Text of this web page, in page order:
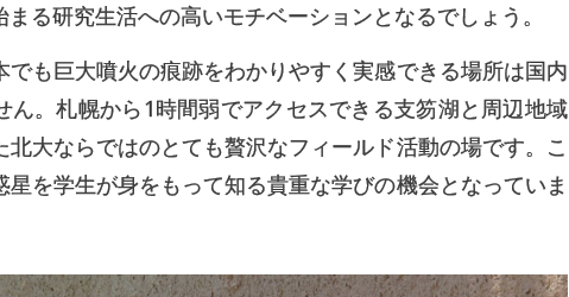
る研究生活への高いモチベーションとなるでしょう。
でも巨大噴火の痕跡をわかりやすく実感できる場所は国内
ん。札幌から1時間弱でアクセスできる支笏湖と周辺地域
北大ならではのとても贅沢なフィールド活動の場です。こ
を学生が身をもって知る貴重な学びの機会となっていま